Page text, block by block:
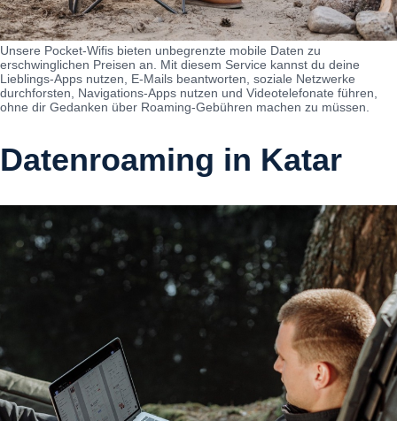
Unsere Pocket-Wifis bieten unbegrenzte mobile Daten zu
erschwinglichen Preisen an. Mit diesem Service kannst du deine
Lieblings-Apps nutzen, E-Mails beantworten, soziale Netzwerke
durchforsten, Navigations-Apps nutzen und Videotelefonate führen,
ohne dir Gedanken über Roaming-Gebühren machen zu müssen.
Datenroaming in Katar